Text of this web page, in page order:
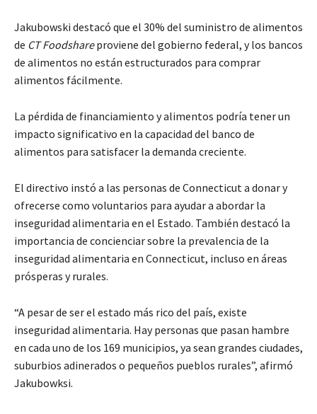
Jakubowski destacó que el 30% del suministro de alimentos
de CT Foodshareproviene del gobierno federal, y los bancos
de alimentos no están estructurados para comprar
alimentos fácilmente.
La pérdida de financiamiento y alimentos podría tener un
impacto significativo en la capacidad del banco de
alimentos para satisfacer la demanda creciente.
El directivo instó a las personas de Connecticut a donar y
ofrecerse como voluntarios para ayudar a abordar la
inseguridad alimentaria en el Estado. También destacó la
importancia de concienciar sobre la prevalencia de la
inseguridad alimentaria en Connecticut, incluso en áreas
prósperas y rurales.
“A pesar de ser el estado más rico del país, existe
inseguridad alimentaria. Hay personas que pasan hambre
en cada uno de los 169 municipios, ya sean grandes ciudades,
suburbios adinerados o pequeños pueblos rurales”, afirmó
Jakubowksi.